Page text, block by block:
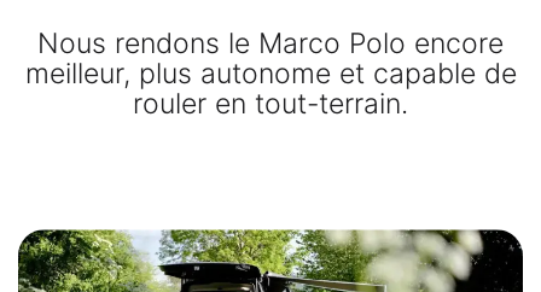
Nous rendons le Marco Polo encore
meilleur, plus autonome et capable de
rouler en tout-terrain.